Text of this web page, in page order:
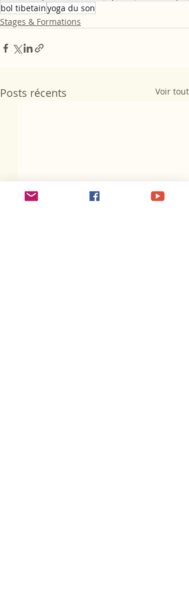
bol tibetainyoga du son
Stages & Formations
Posts récents Voir tout